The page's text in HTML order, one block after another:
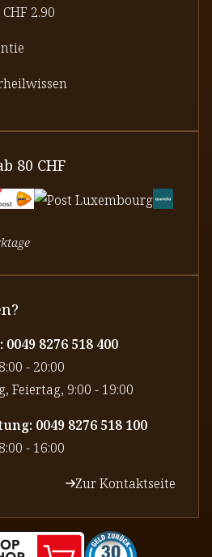
2.90
80 CHF
8276 518 400
- 20:00
Feiertag, 9:00 - 19:00
0049 8276 518 100
- 16:00
Zur Kontaktseite